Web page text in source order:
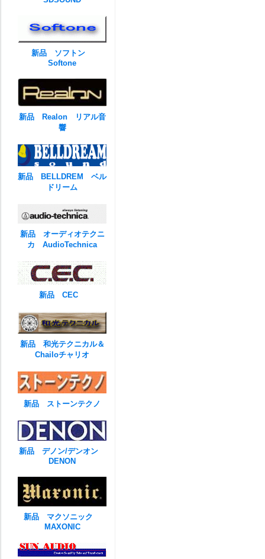
新品 ソフトン
Softone
新品 Realon リアル音
響
新品 BELLDREM ベル
ドリーム
新品 オーディオテクニ
カ AudioTechnica
新品 CEC
新品 和光テクニカル＆
Chailoチャリオ
新品 ストーンテクノ
新品 デノン/デンオン
DENON
新品 マクソニック
MAXONIC